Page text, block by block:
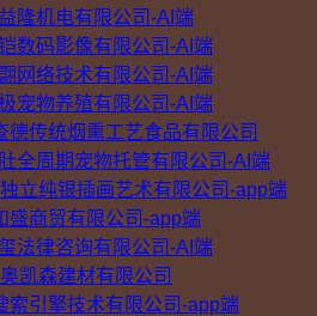
隆机电有限公司-AI端
数码影像有限公司-AI端
网络技术有限公司-AI端
宠物养殖有限公司-AI端
德传统烟熏工艺食品有限公司
全周期宠物托管有限公司-AI端
立纯银插画艺术有限公司-app端
盛商贸有限公司-app端
法律咨询有限公司-AI端
凯森建材有限公司
索引擎技术有限公司-app端